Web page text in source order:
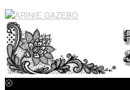
Loncat
ke
konten